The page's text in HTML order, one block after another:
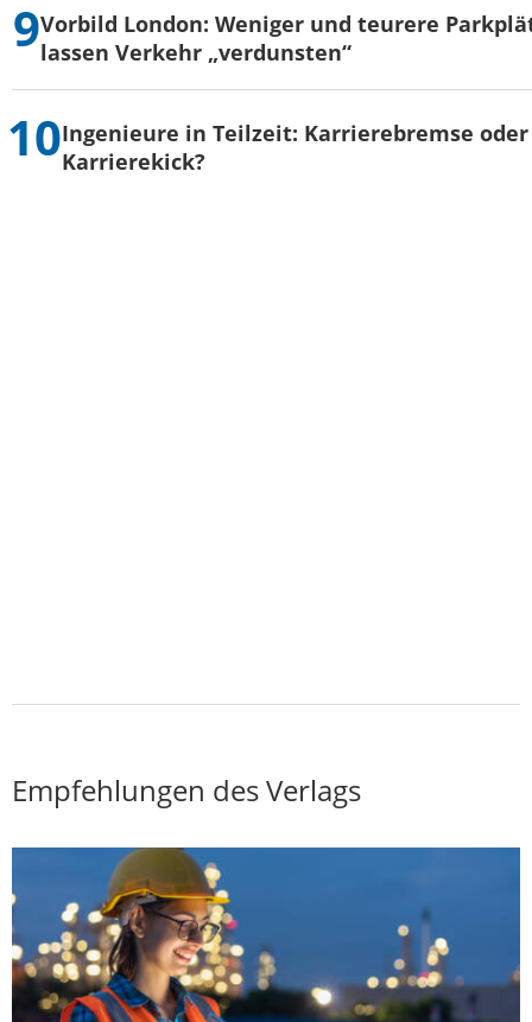
Vorbild London: Weniger und teurere
lassen Verkehr „verdunsten“
Ingenieure in Teilzeit: Karrierebremse oder
Karrierekick?
Empfehlungen des Verlags